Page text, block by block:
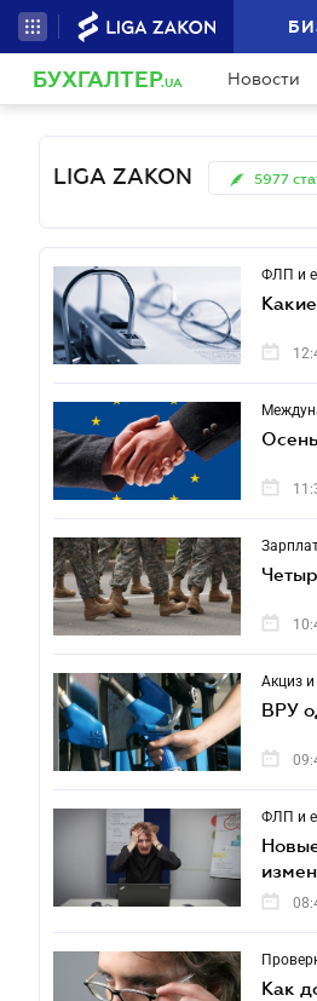
БУХГАЛТЕР.UA Новости
LIGA ZAKON 5977
ФЛП и
Акциз
ВРУ
ФЛП и
Как